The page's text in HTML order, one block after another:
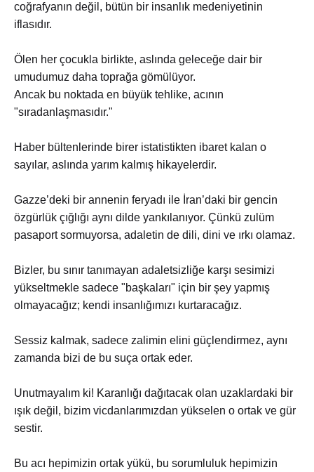
coğrafyanın değil, bütün bir insanlık medeniyetinin
iflasıdır.
Ölen her çocukla birlikte, aslında geleceğe dair bir
umudumuz daha toprağa gömülüyor.
Ancak bu noktada en büyük tehlike, acının
"sıradanlaşmasıdır."
Haber bültenlerinde birer istatistikten ibaret kalan o
sayılar, aslında yarım kalmış hikayelerdir.
Gazze’deki bir annenin feryadı ile İran’daki bir gencin
özgürlük çığlığı aynı dilde yankılanıyor. Çünkü zulüm
pasaport sormuyorsa, adaletin de dili, dini ve ırkı olamaz.
Bizler, bu sınır tanımayan adaletsizliğe karşı sesimizi
yükseltmekle sadece "başkaları" için bir şey yapmış
olmayacağız; kendi insanlığımızı kurtaracağız.
Sessiz kalmak, sadece zalimin elini güçlendirmez, aynı
zamanda bizi de bu suça ortak eder.
Unutmayalım ki! Karanlığı dağıtacak olan uzaklardaki bir
ışık değil, bizim vicdanlarımızdan yükselen o ortak ve gür
sestir.
Bu acı hepimizin ortak yükü, bu sorumluluk hepimizin